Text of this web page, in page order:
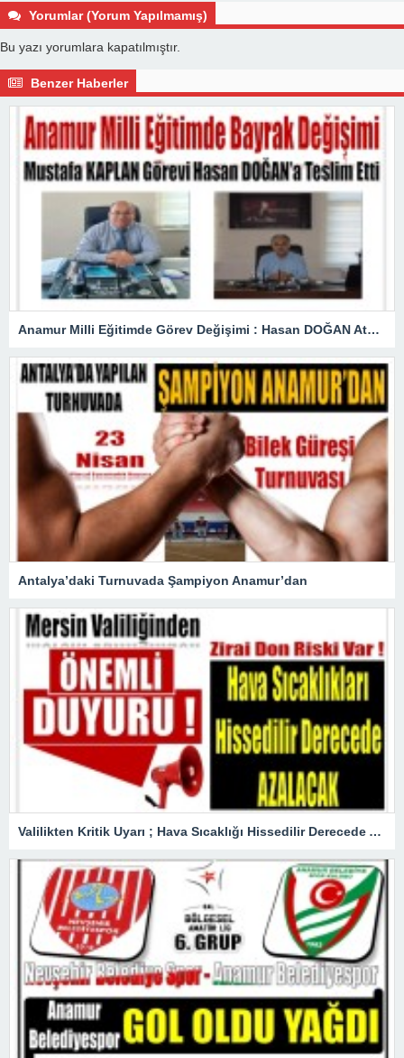
Yorumlar (Yorum Yapılmamış)
Bu yazı yorumlara kapatılmıştır.
Benzer Haberler
Anamur Milli Eğitimde Görev Değişimi : Hasan DOĞAN Atandı
Antalya’daki Turnuvada Şampiyon Anamur’dan
Valilikten Kritik Uyarı ; Hava Sıcaklığı Hissedilir Derecede Azalacak!